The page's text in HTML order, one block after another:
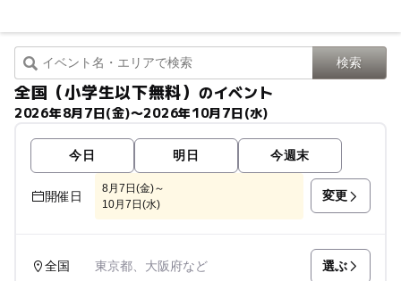
全国（小学生以下無料） のイベント
2026年8月7日(金)〜2026年10月7日(水)
今日 明日 今週末
開催日
8月7日(金)～
10月7日(水)
変更
全国 東京都、大阪府など 選ぶ